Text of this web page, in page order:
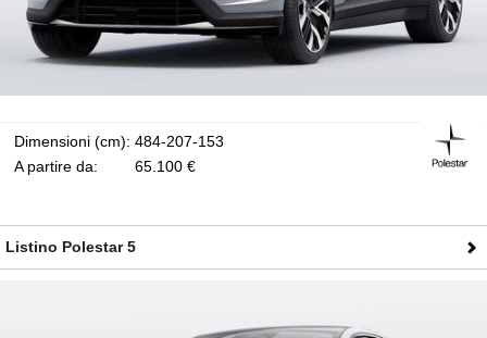
Dimensioni (cm): 484-207-153
A partire da:
65.100 €
Listino Polestar 5